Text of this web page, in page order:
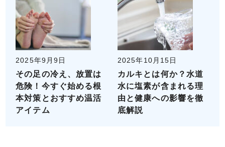
2025年9月9日
その足の冷え、放置は
危険！今すぐ始める根
本対策とおすすめ温活
アイテム
2025年10月15日
カルキとは何か？水道
水に塩素が含まれる理
由と健康への影響を徹
底解説